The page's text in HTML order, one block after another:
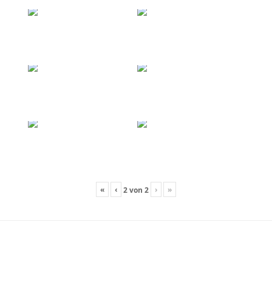
« ‹ 2von 2 › »